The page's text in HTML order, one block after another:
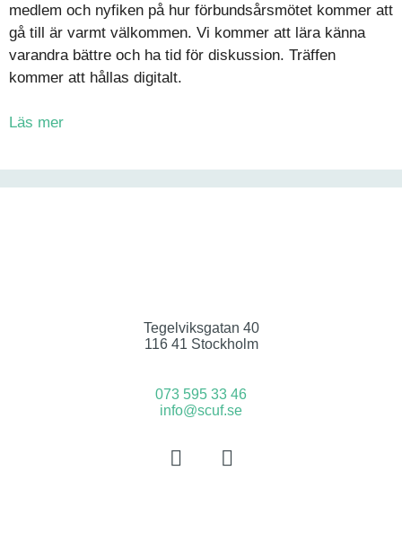
medlem och nyfiken på hur förbundsårsmötet kommer att
gå till är varmt välkommen. Vi kommer att lära känna
varandra bättre och ha tid för diskussion. Träffen
kommer att hållas digitalt.
Läs mer
Tegelviksgatan 40
116 41 Stockholm
073 595 33 46
info@scuf.se